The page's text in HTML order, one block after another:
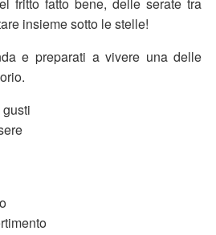
fritto fatto bene, delle serate tra
insieme sotto le stelle!
e preparati a vivere una delle